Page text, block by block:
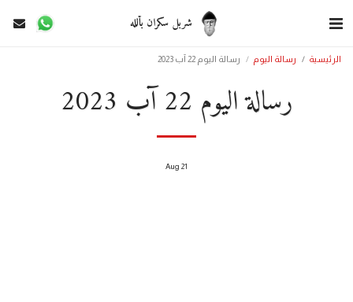
شربل سكران بألله
الرئيسية رسالة اليوم رسالة اليوم 22 آب 2023
رسالة اليوم 22 آب 2023
21
Aug